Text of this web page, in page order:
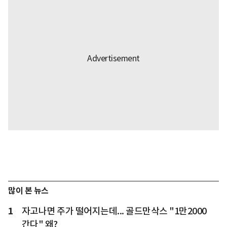
많이 본 뉴스
1
자고나면 주가 떨어지는데... 골드만삭스 "1만2000
간다" 왜?